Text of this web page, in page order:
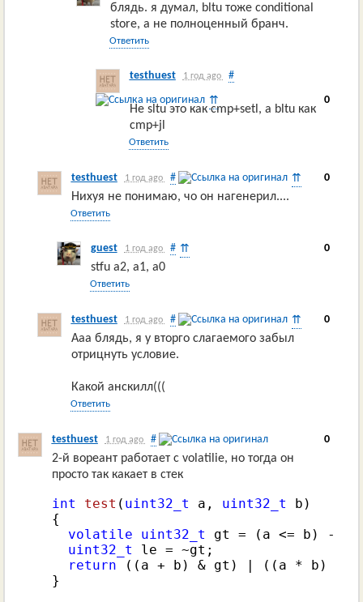
блядь. я думал, bltu тоже conditional
store, а не полноценный бранч.
Ответить
testhuest 1 год ago
#
0
⇈
Не sltu это как cmp+setl, а bltu как
cmp+jl
Ответить
testhuest 1 год ago # 0
⇈
Нихуя не понимаю, чо он нагенерил....
Ответить
guest 1 год ago # 0
⇈
stfu a2, a1, a0
Ответить
testhuest 1 год ago # 0
⇈
Ааа блядь, я у вторго слагаемого забыл
отрицнуть условие.
Какой анскилл(((
Ответить
testhuest 1 год ago # 0
2-й вореант работает с volatilie, но тогда он
просто так какает в стек
int test ( uint32_t a, uint32_t b)
{
volatile
uint32_t gt = (a <= b) -
uint32_t le = ~gt;
return ((a + b) & gt) | ((a * b) &
}